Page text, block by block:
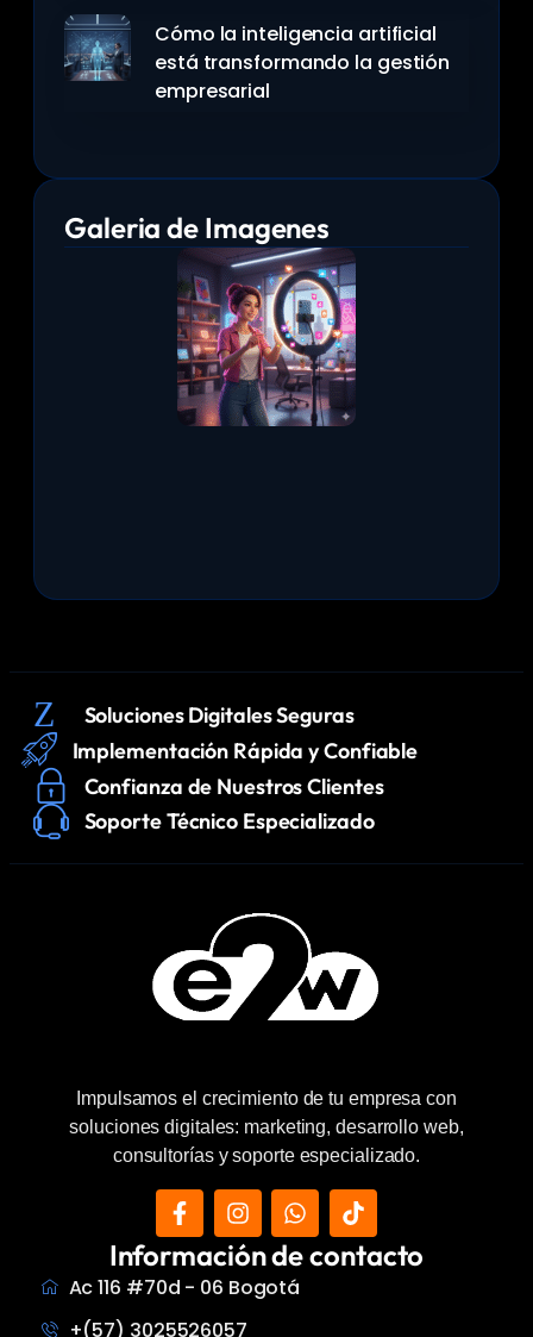
Cómo la inteligencia artificial
está transformando la gestión
empresarial
Galeria de Imagenes
Soluciones Digitales Seguras
Implementación Rápida y Confiable
Confianza de Nuestros Clientes
Soporte Técnico Especializado
Impulsamos el crecimiento de tu empresa con
soluciones digitales: marketing, desarrollo web,
consultorías y soporte especializado.
Información de contacto
Ac 116 #70d - 06 Bogotá
+(57) 3025526057